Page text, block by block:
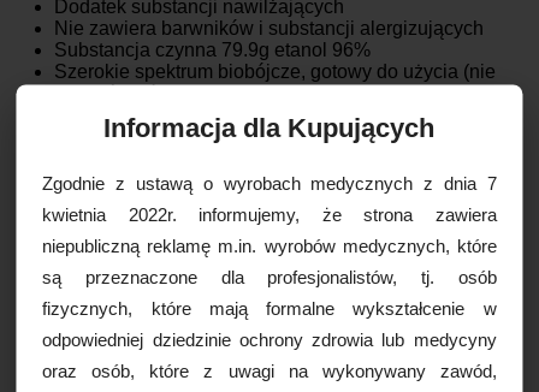
Dodatek substancji nawilżających
Nie zawiera barwników i substancji alergizujących
Substancja czynna 79.9g etanol 96%
Szerokie spektrum biobójcze, gotowy do użycia (nie
Zapach (kwas mlekowy, woda oczyszczona)
Dezynfekcja przed punkcjami i iniekcjami min. 15
Dezynfekcja przed punkcjami stawów, jam ciała,
organów wewnętrznych, jak i operacjami min. 1
minuta
Dezynfekcja małych powierzchni wyrobów
medycznych koncentrat w 30 sek.
Wyłącznie do użytku zewnętrznego
Wykazuje działanie natychmiastowe i przedłużone
Preparat do użytku profesjonalnego
Pozwolenie na obrót produktem biobójczym nr
6987/17 (Kat. I, gr. 1).
Informacja dla Kupujących
Zgodnie z ustawą o wyrobach medycznych z dnia 7
kwietnia 2022r. informujemy, że strona zawiera
niepubliczną reklamę m.in. wyrobów medycznych, które
są przeznaczone dla profesjonalistów, tj. osób
fizycznych, które mają formalne wykształcenie w
odpowiedniej dziedzinie ochrony zdrowia lub medycyny
oraz osób, które z uwagi na wykonywany zawód,